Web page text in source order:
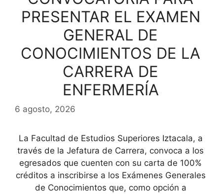
PRESENTAR EL EXAMEN
GENERAL DE
CONOCIMIENTOS DE LA
CARRERA DE
ENFERMERÍA
6 agosto, 2026
La Facultad de Estudios Superiores Iztacala, a
través de la Jefatura de Carrera, convoca a los
egresados que cuenten con su carta de 100%
créditos a inscribirse a los Exámenes Generales
de Conocimientos que, como opción a